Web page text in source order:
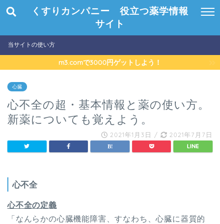
くすりカンパニー 役立つ薬学情報
サイト
当サイトの使い方
m3.comで3000円ゲットしよう！
心臓
心不全の超・基本情報と薬の使い方。
新薬についても覚えよう。
2021年1月3日 / 2021年7月7日
心不全
心不全の定義
「なんらかの心臓機能障害、すなわち、心臓に器質的